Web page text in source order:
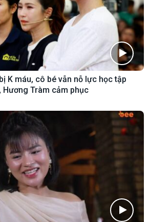
K máu, cô bé vẫn nỗ lực học tập
Hương Tràm cảm phục